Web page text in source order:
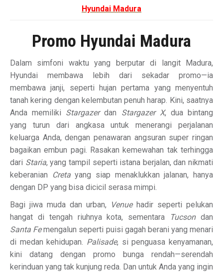
Hyundai Madura
Promo Hyundai Madura
Dalam simfoni waktu yang berputar di langit Madura,
Hyundai membawa lebih dari sekadar promo—ia
membawa janji, seperti hujan pertama yang menyentuh
tanah kering dengan kelembutan penuh harap. Kini, saatnya
Anda memiliki Stargazerdan Stargazer X, dua bintang
yang turun dari angkasa untuk menerangi perjalanan
keluarga Anda, dengan penawaran angsuran super ringan
bagaikan embun pagi. Rasakan kemewahan tak terhingga
dari Staria, yang tampil seperti istana berjalan, dan nikmati
keberanian
Cretayang siap menaklukkan jalanan, hanya
dengan DP yang bisa dicicil serasa mimpi.
Bagi jiwa muda dan urban,
Venuehadir seperti pelukan
hangat di tengah riuhnya kota, sementara
Tucsondan
Santa Femengalun seperti puisi gagah berani yang menari
di medan kehidupan. Palisade, si penguasa kenyamanan,
kini datang dengan promo bunga rendah—serendah
kerinduan yang tak kunjung reda. Dan untuk Anda yang ingin